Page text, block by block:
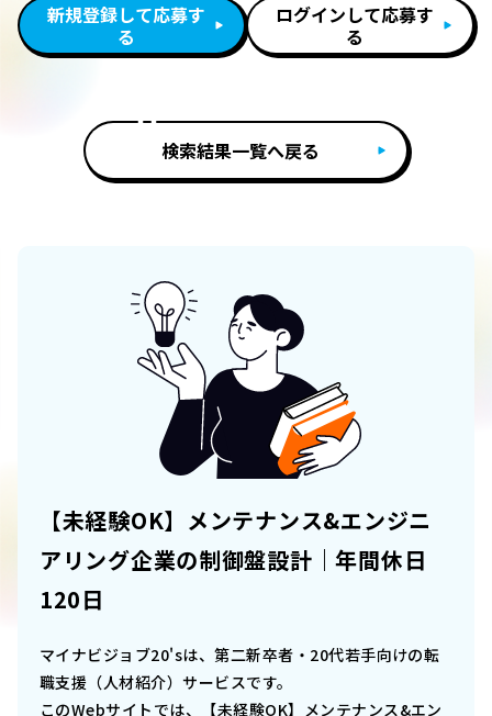
新規登録して応募す
る
ログインして応募す
る
検索結果一覧へ戻る
【未経験OK】メンテナンス&エンジニ
アリング企業の制御盤設計｜年間休日
120日
マイナビジョブ20'sは、第二新卒者・20代若手向けの転
職支援（人材紹介）サービスです。
このWebサイトでは、
【未経験OK】メンテナンス&エン